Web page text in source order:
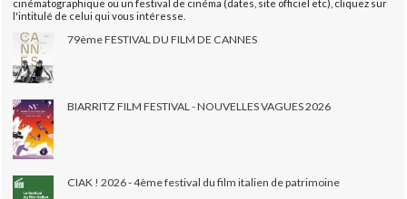
cinématographique ou un festival de cinéma (dates, site officiel etc), cliquez sur
l'intitulé de celui qui vous intéresse.
79ème FESTIVAL DU FILM DE CANNES
BIARRITZ FILM FESTIVAL - NOUVELLES VAGUES 2026
CIAK ! 2026 - 4ème festival du film italien de patrimoine